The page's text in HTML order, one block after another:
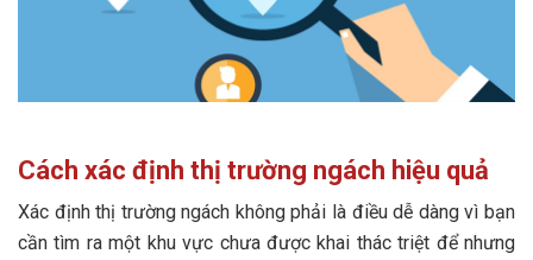
Cách xác định thị trường ngách hiệu quả
Xác định thị trường ngách không phải là điều dễ dàng vì bạn
cần tìm ra một khu vực chưa được khai thác triệt để nhưng